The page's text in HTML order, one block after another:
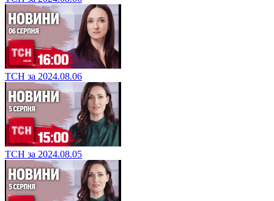
ТСН за 2024.08.06
ТСН за 2024.08.05